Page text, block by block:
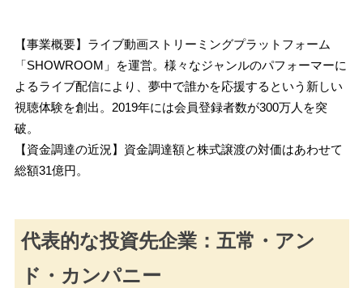
【事業概要】ライブ動画ストリーミングプラットフォーム
「SHOWROOM」を運営。様々なジャンルのパフォーマーに
よるライブ配信により、夢中で誰かを応援するという新しい
視聴体験を創出。2019年には会員登録者数が300万人を突
破。
【資金調達の近況】資金調達額と株式譲渡の対価はあわせて
総額31億円。
代表的な投資先企業：五常・アン
ド・カンパニー